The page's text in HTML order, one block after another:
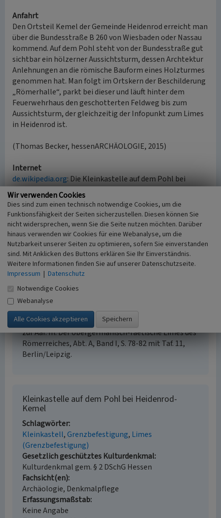
Anfahrt
Den Ortsteil Kemel der Gemeinde Heidenrod erreicht man
über die Bundesstraße B 260 von Wiesbaden oder Nassau
kommend. Auf dem Pohl steht von der Bundesstraße gut
sichtbar ein hölzerner Aussichtsturm, dessen Archtektur
Anlehnungen an die römische Bauform eines Holzturmes
genommen hat. Man folgt im Ortskern der Beschilderung
„Römerhalle“, parkt bei dieser und läuft hinter dem
Feuerwehrhaus den geschotterten Feldweg bis zum
Aussichtsturm, der gleichzeitig der Infopunkt zum Limes
in Heidenrod ist.
(Thomas Becker, hessenARCHÄOLOGIE, 2015)
Internet
de.wikipedia.org: Die Kleinkastelle auf dem Pohl bei
Kemel auf Wikipedia (abgerufen 18.08.2015)
Literatur
Baatz, Dietwulf; Herrmann, Fritz-Rudolf (1989)
Römer in Hessen. S. 372-373 mit Abb. 318–319,
Stuttgart.
Becker, Thomas (2012) 1200 Jahre Kemel.
Führungsheft zu den archäologischen Denkmälern
in einem Ortsteil der Gemeinde Heidenrod,
Rheingau-Taunus-Kreis. (Archäologische Denkmäler
in Hessen, 172.) Wiesbaden.
Fabricius, Ernst (1936)
Der Limes von der Lahn bis
zur Aar. In: Der obergermanisch-raetische Limes des
Römerreiches, Abt. A, Band I, S. 78-82 mit Taf. 11,
Berlin/Leipzig.
Kleinkastelle auf dem Pohl bei Heidenrod-
Kemel
Schlagwörter
Kleinkastell Grenzbefestigung Limes
(Grenzbefestigung)
Gesetzlich geschütztes Kulturdenkmal
Kulturdenkmal gem. § 2 DSchG Hessen
Fachsicht(en)
Archäologie, Denkmalpflege
Erfassungsmaßstab
Keine Angabe
Wir verwenden Cookies
Dies sind zum einen technisch notwendige Cookies, um die
Funktionsfähigkeit der Seiten sicherzustellen. Diesen können Sie
nicht widersprechen, wenn Sie die Seite nutzen möchten. Darüber
hinaus verwenden wir Cookies für eine Webanalyse, um die
Nutzbarkeit unserer Seiten zu optimieren, sofern Sie einverstanden
sind. Mit Anklicken des Buttons erklären Sie Ihr Einverständnis.
Weitere Informationen finden Sie auf unserer Datenschutzseite.
Impressum | Datenschutz
Notwendige Cookies
Webanalyse